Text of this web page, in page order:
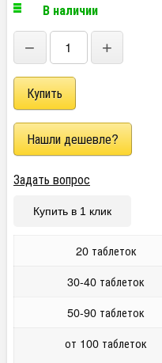
В наличии
− +
Задать вопрос
Купить в 1 клик
20 таблеток
30-40 таблеток
50-90 таблеток
от 100 таблеток